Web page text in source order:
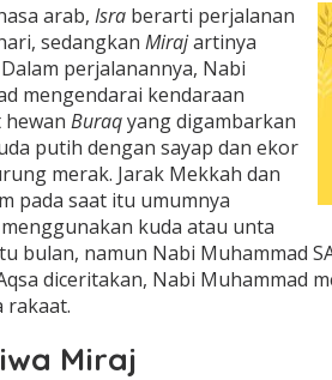
arab, Israberarti perjalanan
sedangkan Mirajartinya
perjalanannya, Nabi
mengendarai kendaraan
Buraqyang digambarkan
putih dengan sayap dan ekor
merak. Jarak Mekkah dan
pada saat itu umumnya
kuda atau unta
bulan, namun Nabi Muhammad
diceritakan, Nabi Muhammad
rakaat.
Miraj